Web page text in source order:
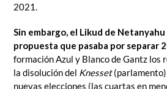
2021.
Sin embargo, el Likud de
propuesta que pasaba por separar
formación Azul y Blanco de Gantz los
la disolución del Knesset(parlamento)
nuevas elecciones (las cuartas en